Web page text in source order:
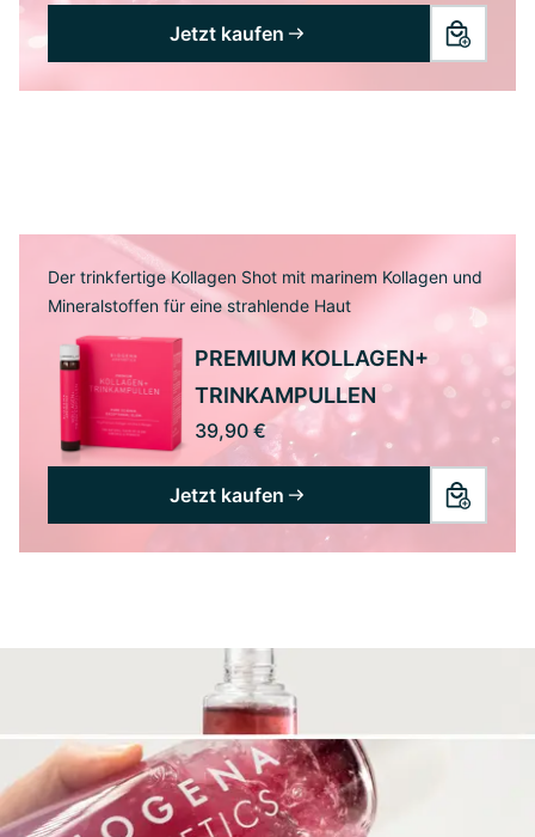
Jetzt kaufen
Der trinkfertige Kollagen Shot mit marinem Kollagen und
Mineralstoffen für eine strahlende Haut
PREMIUM KOLLAGEN+
TRINKAMPULLEN
39,90 €
Jetzt kaufen